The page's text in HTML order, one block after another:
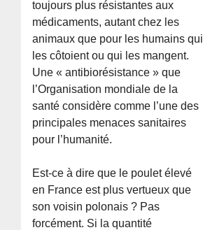
toujours plus résistantes aux
médicaments, autant chez les
animaux que pour les humains qui
les côtoient ou qui les mangent.
Une « antibiorésistance » que
l’Organisation mondiale de la
santé considère comme l’une des
principales menaces sanitaires
pour l’humanité.
Est-ce à dire que le poulet élevé
en France est plus vertueux que
son voisin polonais ? Pas
forcément. Si la quantité